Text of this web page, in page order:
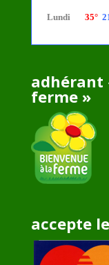
adhérant
ferme »
accepte